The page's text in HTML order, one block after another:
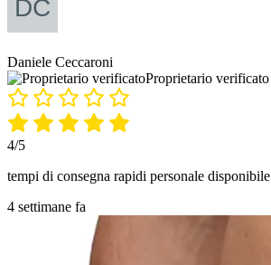
Daniele Ceccaroni
Proprietario verificato
4/5
tempi di consegna rapidi personale disponibile
4 settimane fa